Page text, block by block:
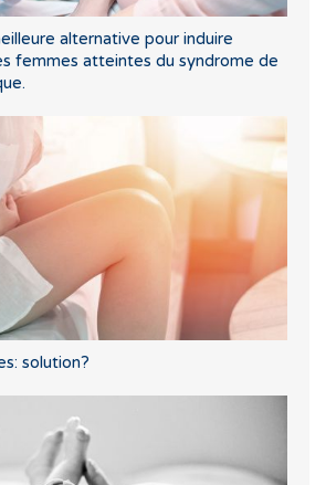
alternative pour induire
femmes atteintes du syndrome de
solution?